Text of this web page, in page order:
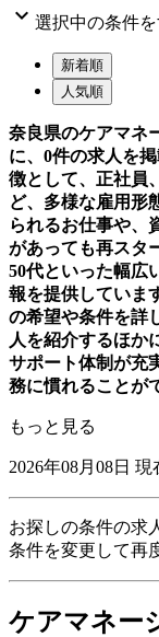
 選択中の条件
新着順
人気順
奈良県のケアマネ
に、0件の求人を
徴として、正社員
ど、多様な雇用形
られるお仕事や、
があっても再スタ
50代といった幅広
報を提供していま
の希望や条件を詳
人を紹介するほか
サポート体制が充
務に慣れることが
もっと見る
2026年08月08日 現
お探しの条件の求
条件を変更して再
ケアマネー